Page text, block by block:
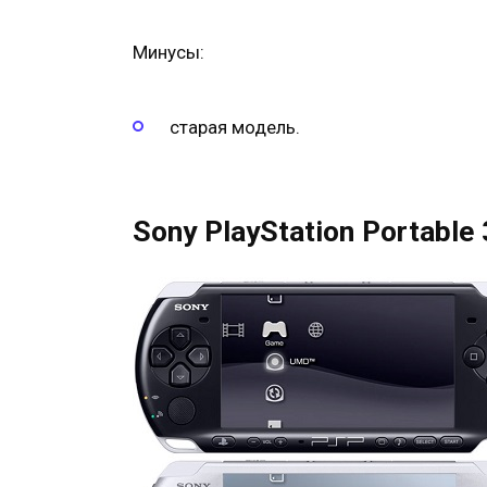
Минусы:
старая модель.
Sony PlayStation Portable